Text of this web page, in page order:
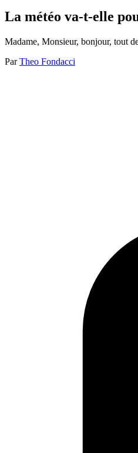
La météo va-t-elle
Madame, Monsieur, bonjour, tout
Par Theo Fondacci